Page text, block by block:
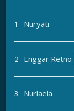
1 Nuryati
2 Enggar Retno
3 Nurlaela